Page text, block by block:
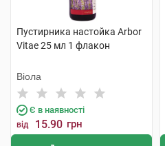
Пустирника настойка Arbor
Vitae 25 мл 1 флакон
Віола
Є в наявності
від 15.90 грн